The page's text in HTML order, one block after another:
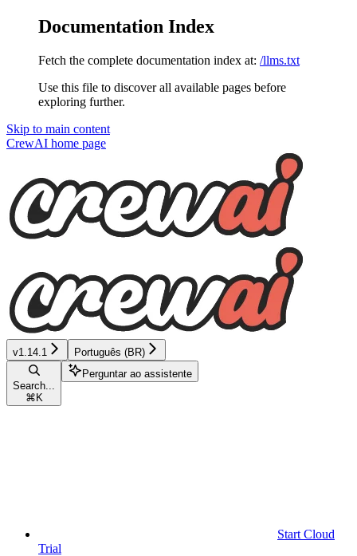
Documentation Index
Fetch the complete documentation index at: /llms.txt
Use this file to discover all available pages before
exploring further.
Skip to main content
CrewAI home page
v1.14.1 Português (BR)
Search...
⌘ K
Perguntar ao assistente
Start Cloud
Trial